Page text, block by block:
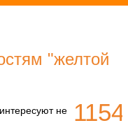
"желтой
не
1154